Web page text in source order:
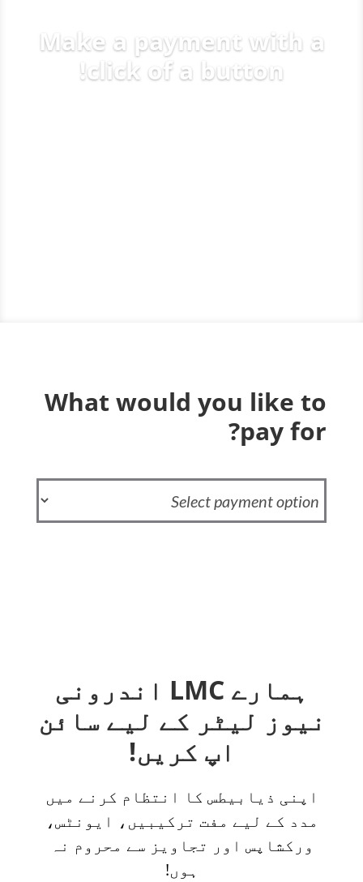
Make a payment with a
click of a button!
What would you like to
pay for?
ہمارے LMC اندرونی
نیوز لیٹر کے لیے سائن
اپ کریں!
اپنی ذیابیطس کا انتظام کرنے میں
مدد کے لیے مفت ترکیبیں، ایونٹس،
ورکشاپس اور تجاویز سے محروم نہ
ہوں!